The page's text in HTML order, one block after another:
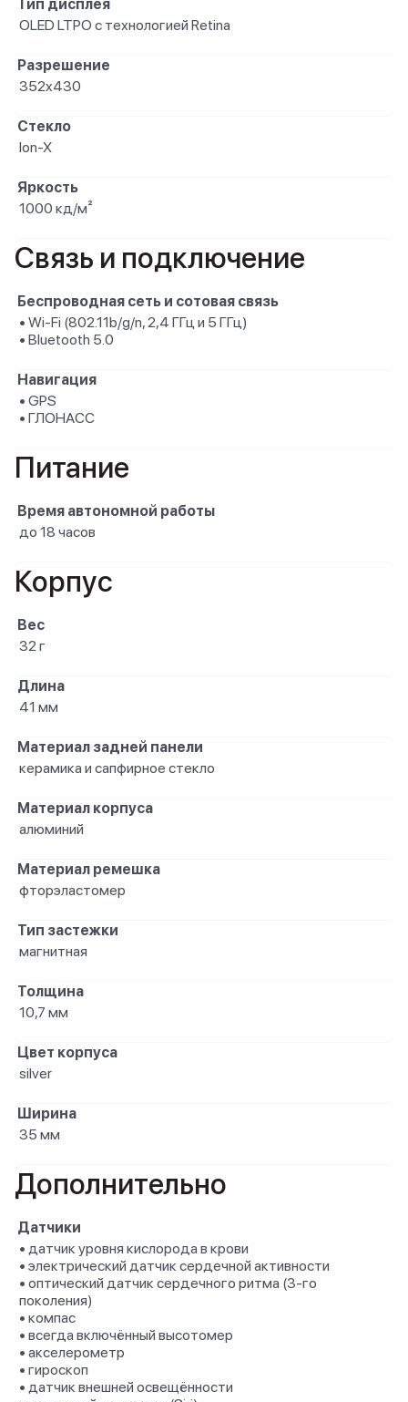
Тип дисплея
OLED LTPO с технологией Retina
Разрешение
352x430
Стекло
Ion-X
Яркость
1000 кд/ м²
Связь и подключение
Беспроводная сеть и сотовая связь
• Wi-Fi (802.11b/ g/ n, 2,4 ГГц и 5 ГГц)
• Bluetooth 5.0
Навигация
• GPS
• ГЛОНАСС
Питание
Время автономной работы
до 18 часов
Корпус
Вес
32 г
Длина
41 мм
Материал задней панели
керамика и сапфирное стекло
Материал корпуса
алюминий
Материал ремешка
фторэластомер
Тип застежки
магнитная
Толщина
10,7 мм
Цвет корпуса
silver
Ширина
35 мм
Дополнительно
Датчики
• датчик уровня кислорода в крови
• электрический датчик сердечной активности
• оптический датчик сердечного ритма (3‑го
поколения)
• компас
• всегда включённый высотомер
• акселерометр
• гироскоп
• датчик внешней освещённости